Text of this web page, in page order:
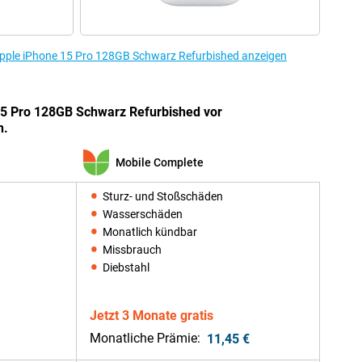
iPhone 15 Pro 128GB Schwarz Refurbished anzeigen
Pro 128GB Schwarz Refurbished vor
Mobile Complete
Sturz- und Stoßschäden
Wasserschäden
Monatlich kündbar
Missbrauch
Diebstahl
Jetzt 3 Monate gratis
Monatliche Prämie: 11,45 €